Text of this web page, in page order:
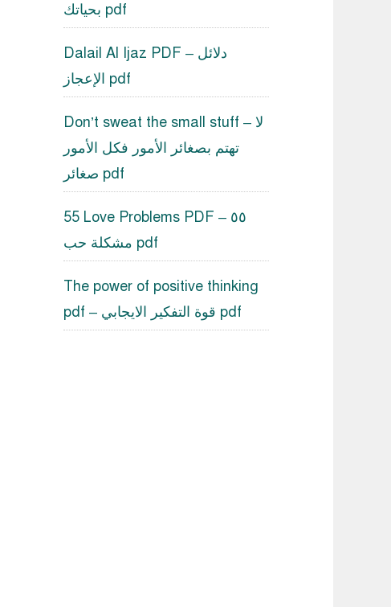
بحياتك pdf
Dalail Al Ijaz PDF – دلائل
الإعجاز pdf
Don’t sweat the small stuff – لا
تهتم بصغائر الأمور فكل الأمور
صغائر pdf
55 Love Problems PDF – ٥٥
مشكلة حب pdf
The power of positive thinking
pdf – قوة التفكير الايجابي pdf